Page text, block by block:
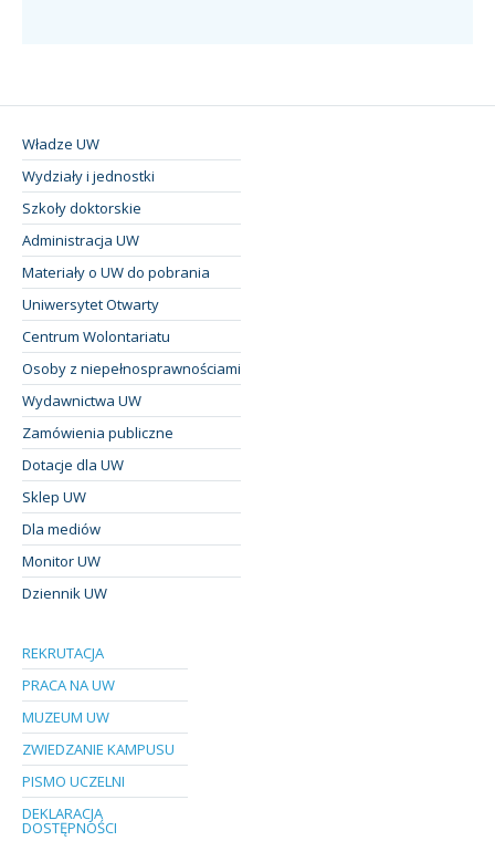
Władze UW
Wydziały i jednostki
Szkoły doktorskie
Administracja UW
Materiały o UW do pobrania
Uniwersytet Otwarty
Centrum Wolontariatu
Osoby z niepełnosprawnościami
Wydawnictwa UW
Zamówienia publiczne
Dotacje dla UW
Sklep UW
Dla mediów
Monitor UW
Dziennik UW
REKRUTACJA
PRACA NA UW
MUZEUM UW
ZWIEDZANIE KAMPUSU
PISMO UCZELNI
DEKLARACJA
DOSTĘPNOŚCI